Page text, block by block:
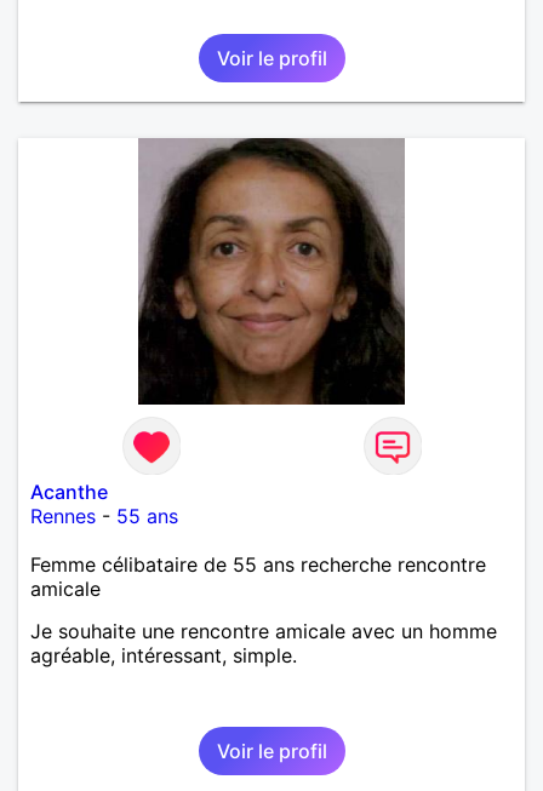
Voir le profil
Acanthe
Rennes - 55 ans
Femme célibataire de 55 ans recherche rencontre
amicale
Je souhaite une rencontre amicale avec un homme
agréable, intéressant, simple.
Voir le profil